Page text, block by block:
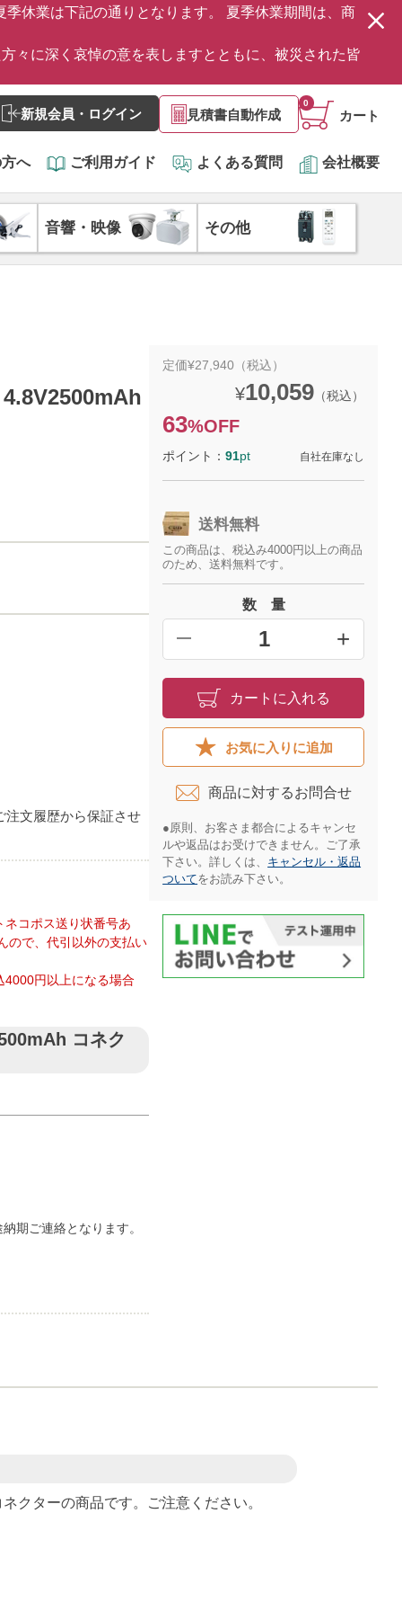
休業は下記の通りとなります。 夏季休業期間は、商
々に深く哀悼の意を表しますとともに、被災された皆
新規会員・ログイン 見積書自動作成 カート
0
へ ご利用ガイド よくある質問 会社概要
音響・映像 その他
文履歴から保証させ
コポス送り状番号あ
ので、代引以外の支払い
円以上になる場合
コネク
期ご連絡となります。
定価¥27,940（税込）
¥10,059 （税込）
63%OFF
ポイント：91pt 自社在庫なし
送料無料
この商品は、税込み4000円以上の商品
のため、送料無料です。
数 量
━ +
カートに入れる
お気に入りに追加
商品に対するお問合せ​
●原則、お客さま都合によるキャンセ
ルや返品はお受けできません。ご了承
下さい。詳しくは、 キャンセル・返品
ついてをお読み下さい。​
クターの商品です。ご注意ください。